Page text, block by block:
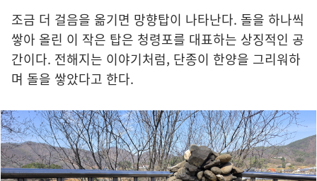
조금 더 걸음을 옮기면 망향탑이 나타난다. 돌을 하나씩
쌓아 올린 이 작은 탑은 청령포를 대표하는 상징적인 공
간이다. 전해지는 이야기처럼, 단종이 한양을 그리워하
며 돌을 쌓았다고 한다.